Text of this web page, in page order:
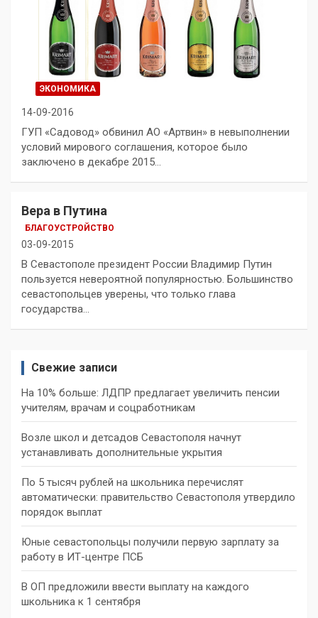
ЭКОНОМИКА
14-09-2016
ГУП «Садовод» обвинил АО «Артвин» в невыполнении
условий мирового соглашения, которое было
заключено в декабре 2015…
Вера в Путина
БЛАГОУСТРОЙСТВО
03-09-2015
В Севастополе президент России Владимир Путин
пользуется невероятной популярностью. Большинство
севастопольцев уверены, что только глава
государства…
Свежие записи
На 10% больше: ЛДПР предлагает увеличить пенсии
учителям, врачам и соцработникам
Возле школ и детсадов Севастополя начнут
устанавливать дополнительные укрытия
По 5 тысяч рублей на школьника перечислят
автоматически: правительство Севастополя утвердило
порядок выплат
Юные севастопольцы получили первую зарплату за
работу в ИТ-центре ПСБ
В ОП предложили ввести выплату на каждого
школьника к 1 сентября